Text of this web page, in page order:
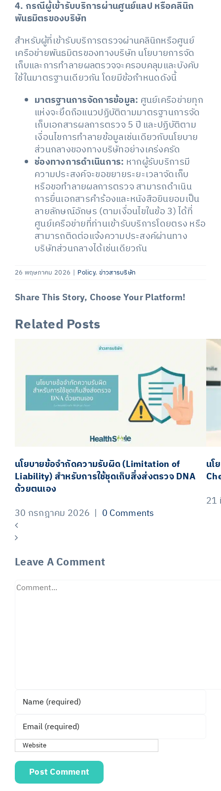
4. กรณีผู้เข้ารับบริการผ่านศูนย์แลป หรือคลินิก
พันธมิตรของบริษัท
​สำหรับผู้ที่เข้ารับบริการตรวจผ่านคลินิกหรือศูนย์
เครือข่ายพันธมิตรของทางบริษัท นโยบายการจัด
เก็บและการทำลายผลตรวจจะครอบคลุมและบังคับ
ใช้ในมาตรฐานเดียวกัน โดยมีข้อกำหนดดังนี้
มาตรฐานการจัดการข้อมูล: ศูนย์เครือข่ายทุก
แห่งจะยึดถือแนวปฏิบัติตามมาตรฐานการจัด
เก็บเอกสารผลการตรวจ 5 ปี และปฏิบัติตาม
เงื่อนไขการทำลายข้อมูลเช่นเดียวกับนโยบาย
ส่วนกลางของทางบริษัทอย่างเคร่งครัด
ช่องทางการดำเนินการ: หากผู้รับบริการมี
ความประสงค์จะขอขยายระยะเวลาจัดเก็บ
หรือขอทำลายผลการตรวจ สามารถดำเนิน
การยื่นเอกสารคำร้องและหนังสือยินยอมเป็น
ลายลักษณ์อักษร (ตามเงื่อนไขในข้อ 3) ได้ที่
ศูนย์เครือข่ายที่ท่านเข้ารับบริการโดยตรง หรือ
สามารถติดต่อแจ้งความประสงค์ผ่านทาง
บริษัทส่วนกลางได้เช่นเดียวกัน
26 พฤษภาคม 2026 | Policy, ข่าวสารบริษัท
Share This Story, Choose Your Platform!
Facebook
X
LinkedIn
Email
Related Posts
นโยบายข้อจำกัดความรับผิด (Limitation of
Liability) สำหรับการใช้ชุดเก็บสิ่งส่งตรวจ DNA
ด้วยตนเอง
30 กรกฎาคม 2026 | 0 Comments
นโ
21
Leave A Comment
Comment